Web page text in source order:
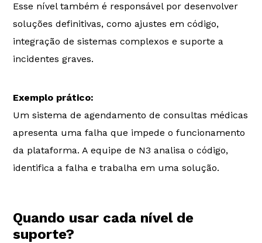
Esse nível também é responsável por desenvolver
soluções definitivas, como ajustes em código,
integração de sistemas complexos e suporte a
incidentes graves.
Exemplo prático:
Um sistema de agendamento de consultas médicas
apresenta uma falha que impede o funcionamento
da plataforma. A equipe de N3 analisa o código,
identifica a falha e trabalha em uma solução.
Quando usar cada nível de
suporte?